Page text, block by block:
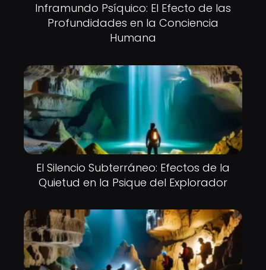
Inframundo Psíquico: El Efecto de las
Profundidades en la Conciencia
Humana
El Silencio Subterráneo: Efectos de la
Quietud en la Psique del Explorador